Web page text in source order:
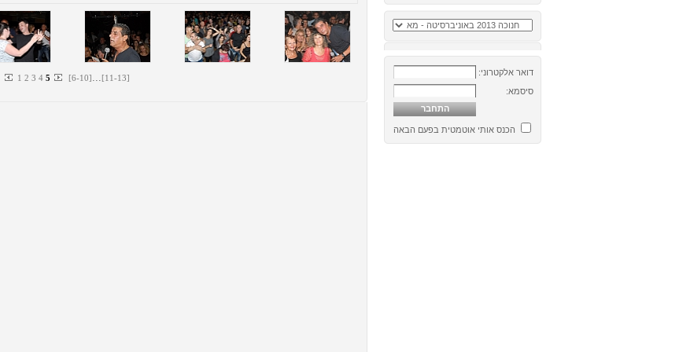
דואר אלקטרוני:
סיסמא:
הכנס אותי אוטמטית בפעם הבאה
1 2 3 4 5 [6-10]...[11-13]